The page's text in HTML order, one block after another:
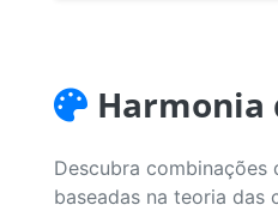
Harmonia
Descubra combinações
baseadas na teoria das